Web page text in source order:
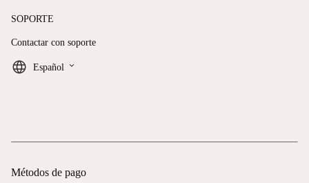
SOPORTE
Contactar con soporte
Español keyboard_arrow_down
Métodos de pago